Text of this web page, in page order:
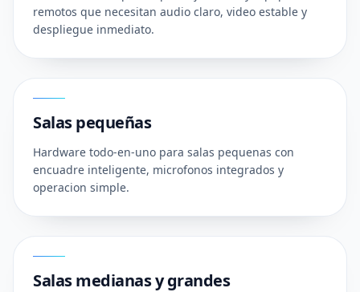
remotos que necesitan audio claro, video estable y
despliegue inmediato.
Salas pequeñas
Hardware todo-en-uno para salas pequenas con
encuadre inteligente, microfonos integrados y
operacion simple.
Salas medianas y grandes